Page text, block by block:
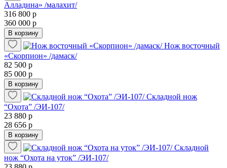
Алладина» /малахит/
316 800 р
360 000 р
В корзину
Нож восточный
«Скорпион» /дамаск/
82 500 р
85 000 р
В корзину
Складной нож
“Охота” /ЭИ-107/
23 880 р
28 656 р
В корзину
Складной
нож “Охота на уток” /ЭИ-107/